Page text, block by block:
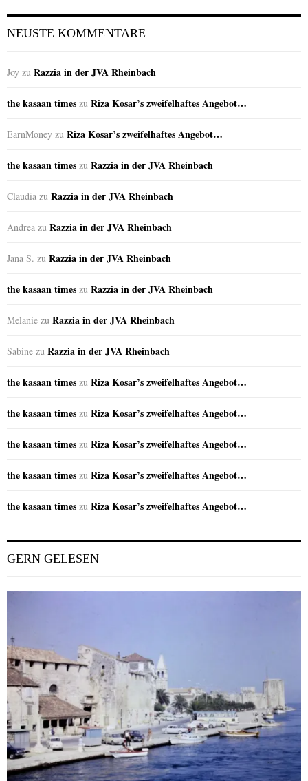
NEUSTE KOMMENTARE
Joy zu Razzia in der JVA Rheinbach
the kasaan times zu Riza Kosar’s zweifelhaftes Angebot…
EarnMoney zu Riza Kosar’s zweifelhaftes Angebot…
the kasaan times zu Razzia in der JVA Rheinbach
Claudia zu Razzia in der JVA Rheinbach
Andrea zu Razzia in der JVA Rheinbach
Jana S. zu Razzia in der JVA Rheinbach
the kasaan times zu Razzia in der JVA Rheinbach
Melanie zu Razzia in der JVA Rheinbach
Sabine zu Razzia in der JVA Rheinbach
the kasaan times zu Riza Kosar’s zweifelhaftes Angebot…
the kasaan times zu Riza Kosar’s zweifelhaftes Angebot…
the kasaan times zu Riza Kosar’s zweifelhaftes Angebot…
the kasaan times zu Riza Kosar’s zweifelhaftes Angebot…
the kasaan times zu Riza Kosar’s zweifelhaftes Angebot…
GERN GELESEN